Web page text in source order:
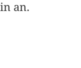
an.